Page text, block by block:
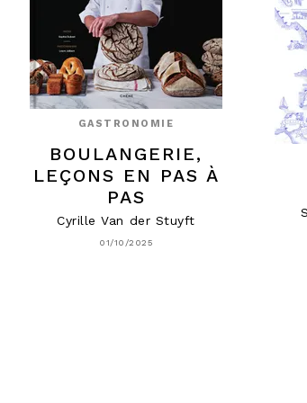
GASTRONOMIE
BOULANGERIE,
LEÇONS EN PAS À
PAS
Cyrille Van der Stuyft
01/10/2025